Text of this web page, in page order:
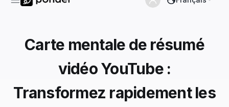
Carte mentale de résumé
vidéo YouTube :
Transformez rapidement les